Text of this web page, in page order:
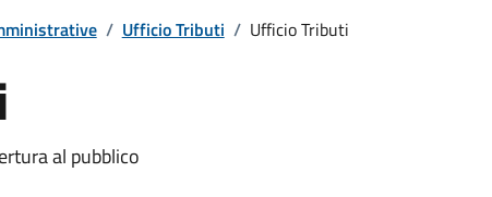
/ Ufficio Tributi / Ufficio Tributi
al pubblico